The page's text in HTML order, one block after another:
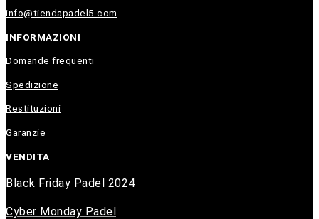
info@tiendapadel5.com
INFORMAZIONI
Domande frequenti
Spedizione
Restituzioni
Garanzie
VENDITA
Black Friday Padel 2024
Cyber Monday Padel